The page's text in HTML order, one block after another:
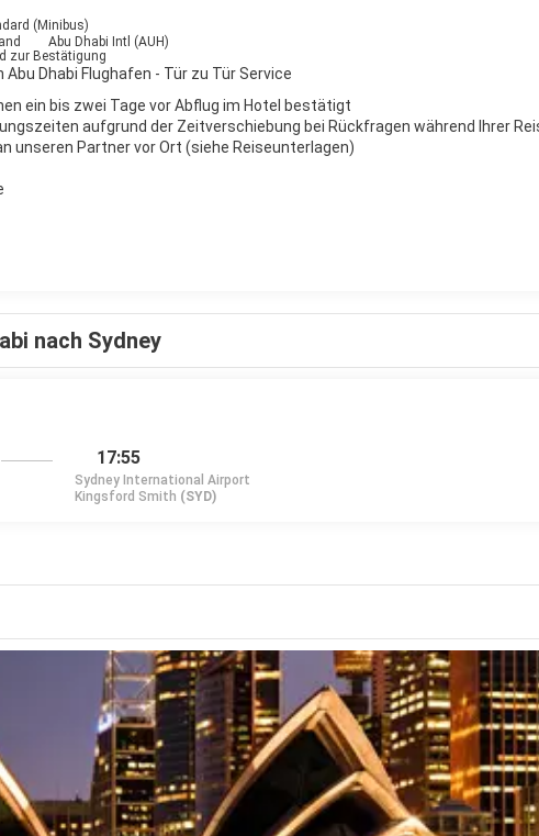
(Minibus)
Abu Dhabi Intl (AUH)
zur Bestätigung
Abu Dhabi Flughafen - Tür zu Tür Service
ein bis zwei Tage vor Abflug im Hotel bestätigt
aufgrund der Zeitverschiebung bei Rückfragen während Ihrer
unseren Partner vor Ort (siehe Reiseunterlagen)
nach Sydney
17:55
Sydney International Airport
Kingsford Smith (SYD)